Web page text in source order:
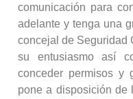
comunicación para
adelante y tenga una
concejal de Seguridad
su entusiasmo así
conceder permisos y
pone a disposición de